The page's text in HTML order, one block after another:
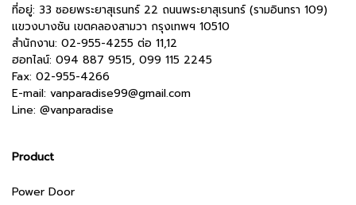
ที่อยู่: 33 ซอยพระยาสุเรนทร์ 22 ถนนพระยาสุเรนทร์ (รามอินทรา 109)
แขวงบางชัน เขตคลองสามวา กรุงเทพฯ 10510
สำนักงาน: 02-955-4255 ต่อ 11,12
ฮอทไลน์: 094 887 9515, 099 115 2245
Fax: 02-955-4266
E-mail: vanparadise99@gmail.com
Line: @vanparadise
Product
Power Door